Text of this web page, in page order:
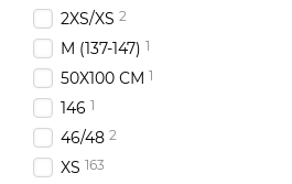
2XS/XS 2
M (137-147) 1
50X100 СМ 1
146 1
46/48 2
XS 163